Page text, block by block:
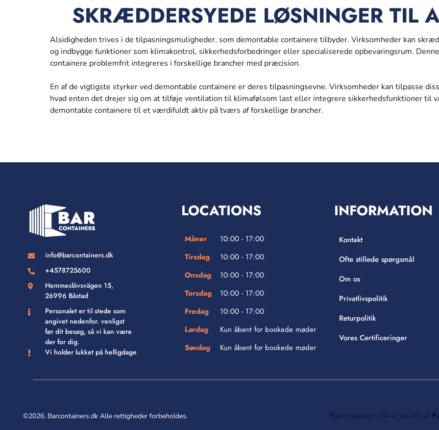
SKRÆDDERSYEDE LØSNINGER TIL
Alsidigheden trives i de tilpasningsmuligheder, som demontable containere tilbyder. Virksomheder kan
og indbygge funktioner som klimakontrol, sikkerhedsforbedringer eller specialiserede opbevaringsrum.
containere problemfrit integreres i forskellige brancher med præcision.
En af de vigtigste styrker ved demontable containere er deres tilpasningsevne. Virksomheder kan tilpasse
hvad enten det drejer sig om at tilføje ventilation til klimafølsom last eller integrere sikkerhedsfunktioner til
demontable containere til et værdifuldt aktiv på tværs af forskellige brancher.
info@barcontainers.dk
+4578725600
Hemmeslövsvägen 15,
26996 Båstad
Personalet er til stede som
angivet nedenfor. venligst
før dit besøg, så vi kan være
der for dig.
Vi holder lukket på helligdage
LOCATIONS
Måner
10:00 - 17:00
Tirsdag
10:00 - 17:00
Onsdag
10:00 - 17:00
Torsdag
10:00 - 17:00
Fredag
10:00 - 17:00
Lørdag
Kun åbent for bookede møder
Søndag
Kun åbent for bookede møder
INFORMATION
Kontakt
Ofte stillede spørgsmål
Om os
Privatlivspolitik
Returpolitik
Vores Certificeringer
©2026. Barcontainers.dk Alle rettigheder forbeholdes. Barcontainers.dk er en del af